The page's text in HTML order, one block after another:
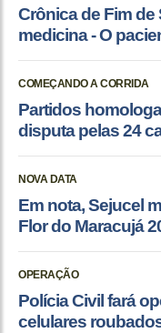
Crônica de Fim de
medicina - O
COMEÇANDO A CORRIDA
Partidos
disputa pelas 24
NOVA DATA
Em nota, Sejucel
Flor do Maracujá
OPERAÇÃO
Polícia Civil fará
celulares